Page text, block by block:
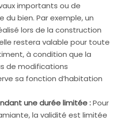
importants ou de
du bien. Par exemple, un
lors de la construction
restera valable pour toute
à condition que la
de modifications
sa fonction d’habitation
une durée limitée :Pour
la validité est limitée